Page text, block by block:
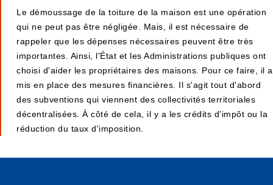
Le démoussage de la toiture de la maison est une opération
qui ne peut pas être négligée. Mais, il est nécessaire de
rappeler que les dépenses nécessaires peuvent être très
importantes. Ainsi, l'État et les Administrations publiques ont
choisi d'aider les propriétaires des maisons. Pour ce faire, il a
mis en place des mesures financières. Il s'agit tout d'abord
des subventions qui viennent des collectivités territoriales
décentralisées. À côté de cela, il y a les crédits d'impôt ou la
réduction du taux d'imposition.